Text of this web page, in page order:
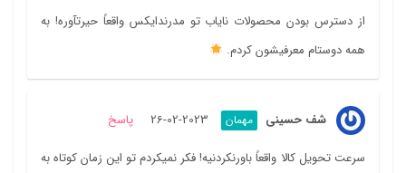
از دسترس بودن محصولات نایاب تو مدرندایکس واقعاً حیرتآوره! به
همه دوستام معرفیشون کردم.
شف حسینی مهمان 2023-02-26 پاسخ
سرعت تحویل کالا واقعاً باورنکردنیه! فکر نمیکردم تو این زمان کوتاه به